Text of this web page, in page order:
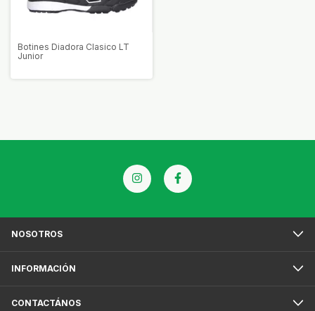
Botines Diadora Clasico LT
Junior
NOSOTROS
INFORMACIÓN
CONTACTÁNOS